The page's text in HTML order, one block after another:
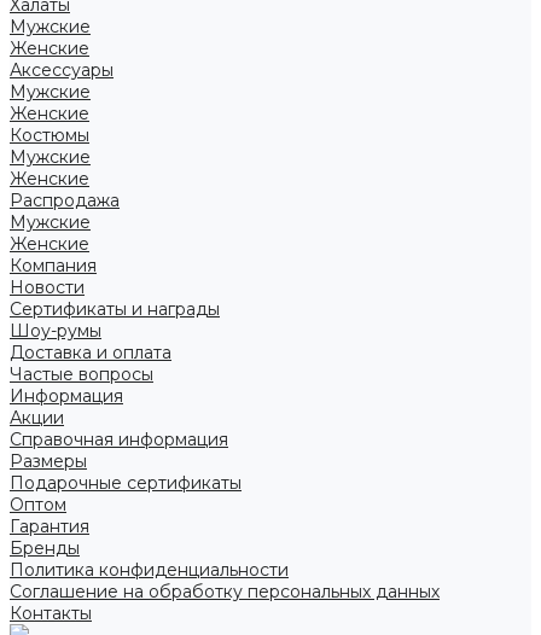
Халаты
Мужские
Женские
Аксессуары
Мужские
Женские
Костюмы
Мужские
Женские
Распродажа
Мужские
Женские
Компания
Новости
Сертификаты и награды
Шоу-румы
Доставка и оплата
Частые вопросы
Информация
Акции
Справочная информация
Размеры
Подарочные сертификаты
Оптом
Гарантия
Бренды
Политика конфиденциальности
Соглашение на обработку персональных данных
Контакты